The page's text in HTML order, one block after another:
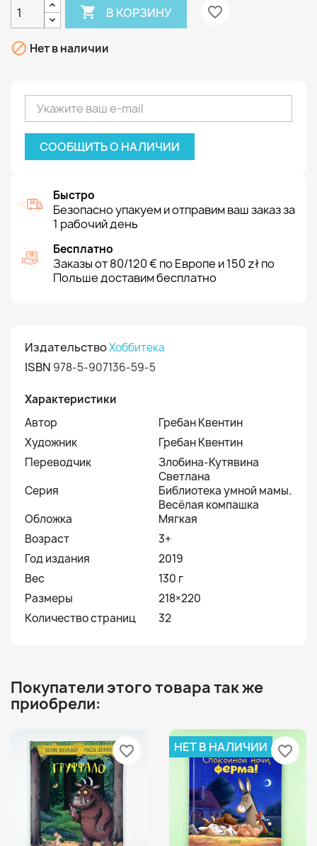
 В КОРЗИНУ favorite_border
 Нет в наличии
СООБЩИТЬ О НАЛИЧИИ
Быстро
Безопасно упакуем и отправим ваш заказ за
1 рабочий день
Бесплатно
Заказы от 80/120 € по Европе и 150 zł по
Польше доставим бесплатно
ИздательствоХоббитека
ISBN 978-5-907136-59-5
Характеристики
Автор
Гребан Квентин
Художник
Гребан Квентин
Переводчик
Злобина-Кутявина
Светлана
Серия
Библиотека умной мамы.
Весёлая компашка
Обложка
Мягкая
Возраст
3+
Год издания
2019
Вес
130 г
Размеры
218×220
Количество страниц
32
Покупатели этого товара так же
приобрели:
favorite_border НЕТ В НАЛИЧИИ favorite_border